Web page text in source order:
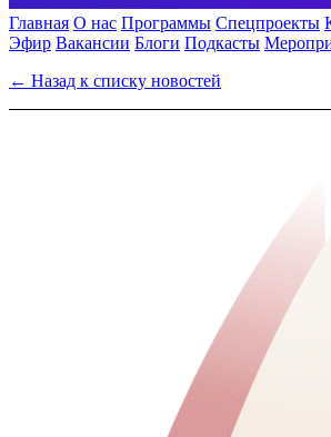
Главная О нас Программы Спецпроекты
Эфир Вакансии Блоги Подкасты
← Назад к списку новостей